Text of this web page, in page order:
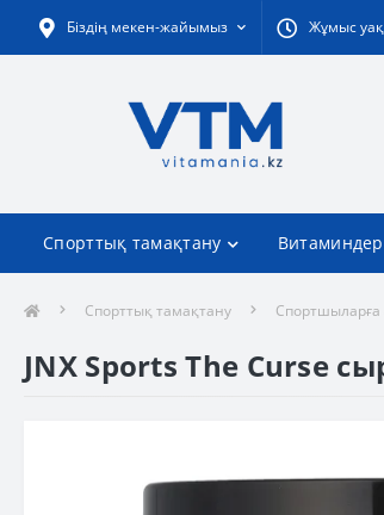
Біздің мекен-жайымыз Жұмыс
Спорттық тамақтану Витаминдер
Спорттық тамақтану Спортшыларға
JNX Sports The Curse